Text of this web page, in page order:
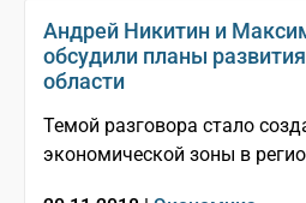
Андрей Никитин и
обсудили планы
области
Темой разговора стало
экономической зоны в